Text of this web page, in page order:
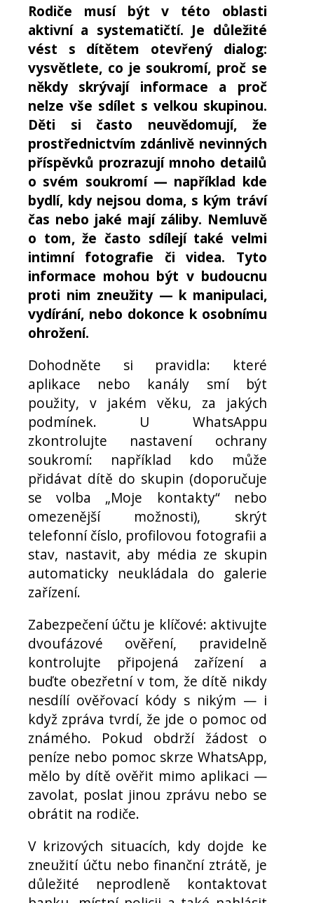
Rodiče musí být v této oblasti
aktivní a systematičtí. Je důležité
vést s dítětem otevřený dialog:
vysvětlete, co je soukromí, proč se
někdy skrývají informace a proč
nelze vše sdílet s velkou skupinou.
Děti si často neuvědomují, že
prostřednictvím zdánlivě nevinných
příspěvků prozrazují mnoho detailů
o svém soukromí — například kde
bydlí, kdy nejsou doma, s kým tráví
čas nebo jaké mají záliby. Nemluvě
o tom, že často sdílejí také velmi
intimní fotografie či videa. Tyto
informace mohou být v budoucnu
proti nim zneužity — k manipulaci,
vydírání, nebo dokonce k osobnímu
ohrožení.
Dohodněte si pravidla: které
aplikace nebo kanály smí být
použity, v jakém věku, za jakých
podmínek. U WhatsAppu
zkontrolujte nastavení ochrany
soukromí: například kdo může
přidávat dítě do skupin (doporučuje
se volba „Moje kontakty“ nebo
omezenější možnosti), skrýt
telefonní číslo, profilovou fotografii a
stav, nastavit, aby média ze skupin
automaticky neukládala do galerie
zařízení.
Zabezpečení účtu je klíčové: aktivujte
dvoufázové ověření, pravidelně
kontrolujte připojená zařízení a
buďte obezřetní v tom, že dítě nikdy
nesdílí ověřovací kódy s nikým — i
když zpráva tvrdí, že jde o pomoc od
známého. Pokud obdrží žádost o
peníze nebo pomoc skrze WhatsApp,
mělo by dítě ověřit mimo aplikaci —
zavolat, poslat jinou zprávu nebo se
obrátit na rodiče.
V krizových situacích, kdy dojde ke
zneužití účtu nebo finanční ztrátě, je
důležité neprodleně kontaktovat